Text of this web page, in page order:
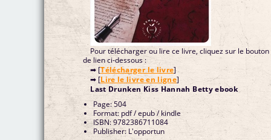
Pour télécharger ou lire ce livre, cliquez sur le bouton
de lien ci-dessous :
➡ [Télécharger le livre]
➡ [Lire le livre en ligne]
Last Drunken Kiss Hannah Betty ebook
Page: 504
Format: pdf / epub / kindle
ISBN: 9782386711084
Publisher: L'opportun